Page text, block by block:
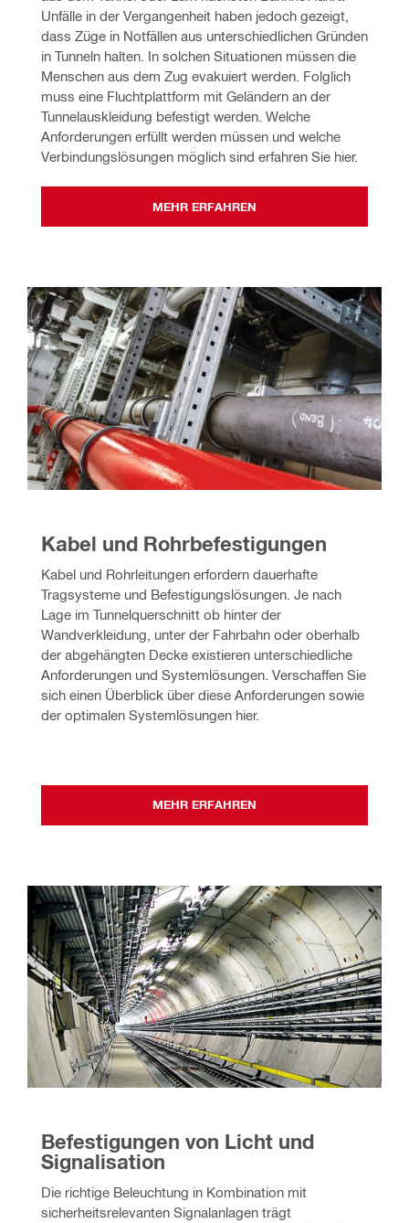
Unfälle in der Vergangenheit haben jedoch gezeigt,
dass Züge in Notfällen aus unterschiedlichen Gründen
in Tunneln halten. In solchen Situationen müssen die
Menschen aus dem Zug evakuiert werden. Folglich
muss eine Fluchtplattform mit Geländern an der
Tunnelauskleidung befestigt werden. Welche
Anforderungen erfüllt werden müssen und welche
Verbindungslösungen möglich sind erfahren Sie hier.
MEHR ERFAHREN
Kabel und Rohrbefestigungen
Kabel und Rohrleitungen erfordern dauerhafte
Tragsysteme und Befestigungslösungen. Je nach
Lage im Tunnelquerschnitt ob hinter der
Wandverkleidung, unter der Fahrbahn oder oberhalb
der abgehängten Decke existieren unterschiedliche
Anforderungen und Systemlösungen. Verschaffen Sie
sich einen Überblick über diese Anforderungen sowie
der optimalen Systemlösungen hier.
MEHR ERFAHREN
Befestigungen von Licht und
Signalisation
Die richtige Beleuchtung in Kombination mit
sicherheitsrelevanten Signalanlagen trägt